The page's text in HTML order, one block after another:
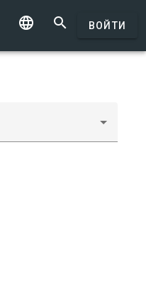
  ВОЙТИ